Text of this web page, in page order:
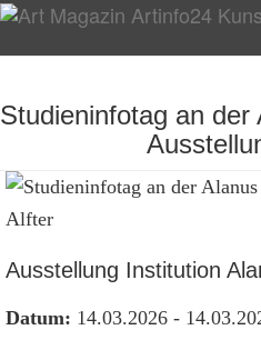
Studieninfotag an der
Ausstellung Institution
Datum: 14.03.2026 -